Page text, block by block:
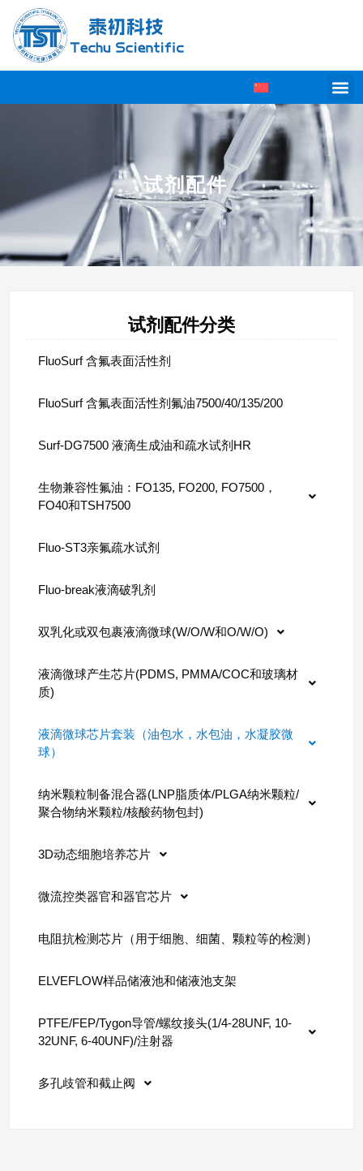
试剂配件
试剂配件分类
FluoSurf 含氟表面活性剂
FluoSurf 含氟表面活性剂氟油7500/40/135/200
Surf-DG7500 液滴生成油和疏水试剂HR
生物兼容性氟油：FO135, FO200, FO7500，
FO40和TSH7500
Fluo-ST3亲氟疏水试剂
Fluo-break液滴破乳剂
双乳化或双包裹液滴微球(W/O/W和O/W/O)
液滴微球产生芯片(PDMS, PMMA/COC和玻璃材
质)
液滴微球芯片套装（油包水，水包油，水凝胶微
球）
纳米颗粒制备混合器(LNP脂质体/PLGA纳米颗粒/
聚合物纳米颗粒/核酸药物包封)
3D动态细胞培养芯片
微流控类器官和器官芯片
电阻抗检测芯片（用于细胞、细菌、颗粒等的检测）
ELVEFLOW样品储液池和储液池支架
PTFE/FEP/Tygon导管/螺纹接头(1/4-28UNF, 10-
32UNF, 6-40UNF)/注射器
多孔歧管和截止阀